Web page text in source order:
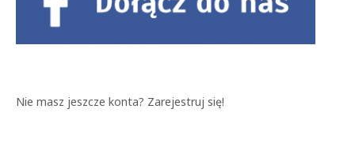
Nie masz jeszcze konta? Zarejestruj się!